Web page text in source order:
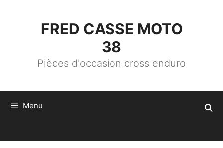
FRED CASSE MOTO
38
Pièces d'occasion cross enduro
Menu